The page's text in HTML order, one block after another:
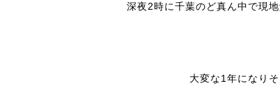
深夜2時に千葉のど真ん中で現
大変な1年になり